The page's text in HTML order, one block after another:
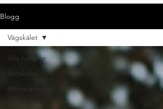
Blogg
Alla nyheter
Vägskälet
Hästakademin
Vägskälet